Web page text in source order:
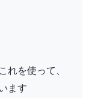
れを使って、
ます